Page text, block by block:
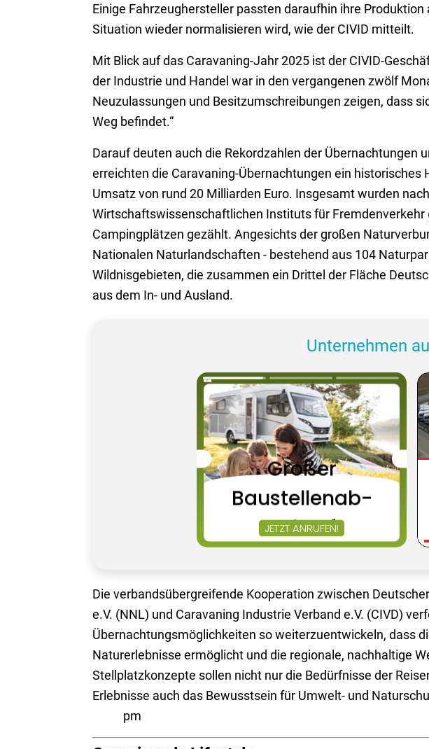
Einige Fahrzeughersteller passten daraufhin ihre
Situation wieder normalisieren wird, wie der CIVID mitteilt.
Mit Blick auf das Caravaning-Jahr 2025 ist der CIVID-
der Industrie und Handel war in den vergangenen zwölf
Neuzulassungen und Besitzumschreibungen zeigen, dass
Weg befindet.“
Darauf deuten auch die Rekordzahlen der Übernachtungen
erreichten die Caravaning-Übernachtungen ein
Umsatz von rund 20 Milliarden Euro. Insgesamt wurden
Wirtschaftswissenschaftlichen Instituts für
Campingplätzen gezählt. Angesichts der großen
Nationalen Naturlandschaften - bestehend aus 104
Wildnisgebieten, die zusammen ein Drittel der Fläche
aus dem In- und Ausland.
Unternehmen
Die verbandsübergreifende Kooperation zwischen
e.V. (NNL) und Caravaning Industrie Verband e.V. (CIVD)
Übernachtungsmöglichkeiten so weiterzuentwickeln, dass
Naturerlebnisse ermöglicht und die regionale, nachhaltige
Stellplatzkonzepte sollen nicht nur die Bedürfnisse der
Erlebnisse auch das Bewusstsein für Umwelt- und
pm